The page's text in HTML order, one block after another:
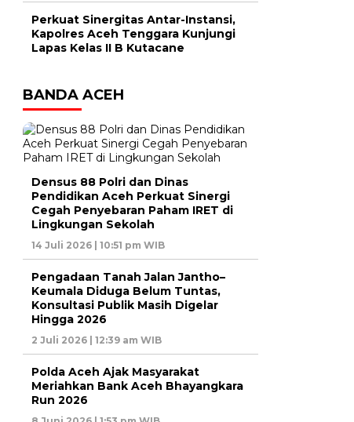
Perkuat Sinergitas Antar-Instansi,
Kapolres Aceh Tenggara Kunjungi
Lapas Kelas II B Kutacane
BANDA ACEH
Densus 88 Polri dan Dinas
Pendidikan Aceh Perkuat Sinergi
Cegah Penyebaran Paham IRET di
Lingkungan Sekolah
14 Juli 2026 | 10:51 pm WIB
Pengadaan Tanah Jalan Jantho–
Keumala Diduga Belum Tuntas,
Konsultasi Publik Masih Digelar
Hingga 2026
2 Juli 2026 | 12:39 am WIB
Polda Aceh Ajak Masyarakat
Meriahkan Bank Aceh Bhayangkara
Run 2026